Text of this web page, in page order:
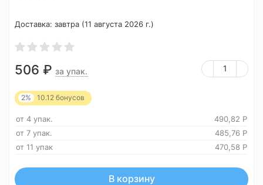
Доставка: завтра (11 августа 2026 г.)
506 ₽ за упак.
2% 10.12 бонусов
от 4 упак. 490,82 Р
от 7 упак.
485,76 Р
от 11 упак
470,58 Р
В корзину